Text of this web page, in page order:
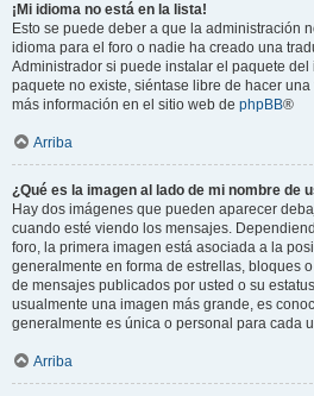
¡Mi idioma no está en la lista!
Esto se puede deber a que la administración
idioma para el foro o nadie ha creado una
Administrador si puede instalar el paquete del
paquete no existe, siéntase libre de hacer
más información en el sitio web de phpBB®
Arriba
¿Qué es la imagen al lado de mi nombre de
Hay dos imágenes que pueden aparecer
cuando esté viendo los mensajes.
foro, la primera imagen está asociada a la
generalmente en forma de estrellas, bloques
de mensajes publicados por usted o su
usualmente una imagen más grande, es
generalmente es única o personal para cada
Arriba